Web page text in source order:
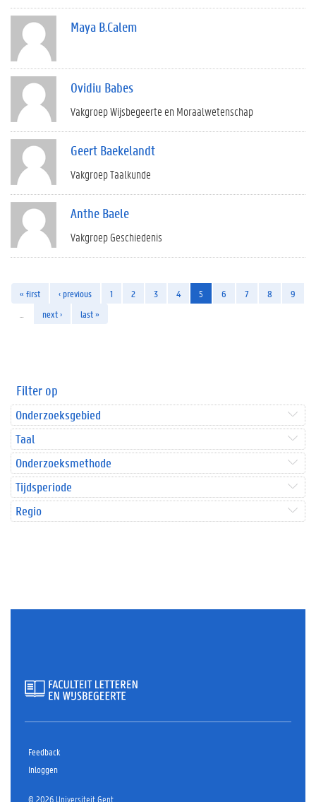
Maya B.Calem
Ovidiu Babes
Vakgroep Wijsbegeerte en Moraalwetenschap
Geert Baekelandt
Vakgroep Taalkunde
Anthe Baele
Vakgroep Geschiedenis
« first ‹ previous 1 2 3 4 5 6 7 8
9
next › last »
Filter op
Onderzoeksgebied
Taal
Onderzoeksmethode
Tijdsperiode
Regio
Feedback
Inloggen
© 2026 Universiteit Gent